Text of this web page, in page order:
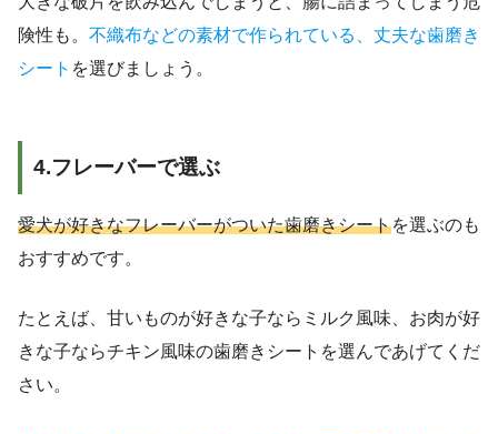
険性も。 不織布などの素材で作られている、丈夫な歯磨き
シート を選びましょう。
4.フレーバーで選ぶ
愛犬が好きなフレーバーがついた歯磨きシートを選ぶのも
おすすめです。
たとえば、甘いものが好きな子ならミルク風味、お肉が好
きな子ならチキン風味の歯磨きシートを選んであげてくだ
さい。